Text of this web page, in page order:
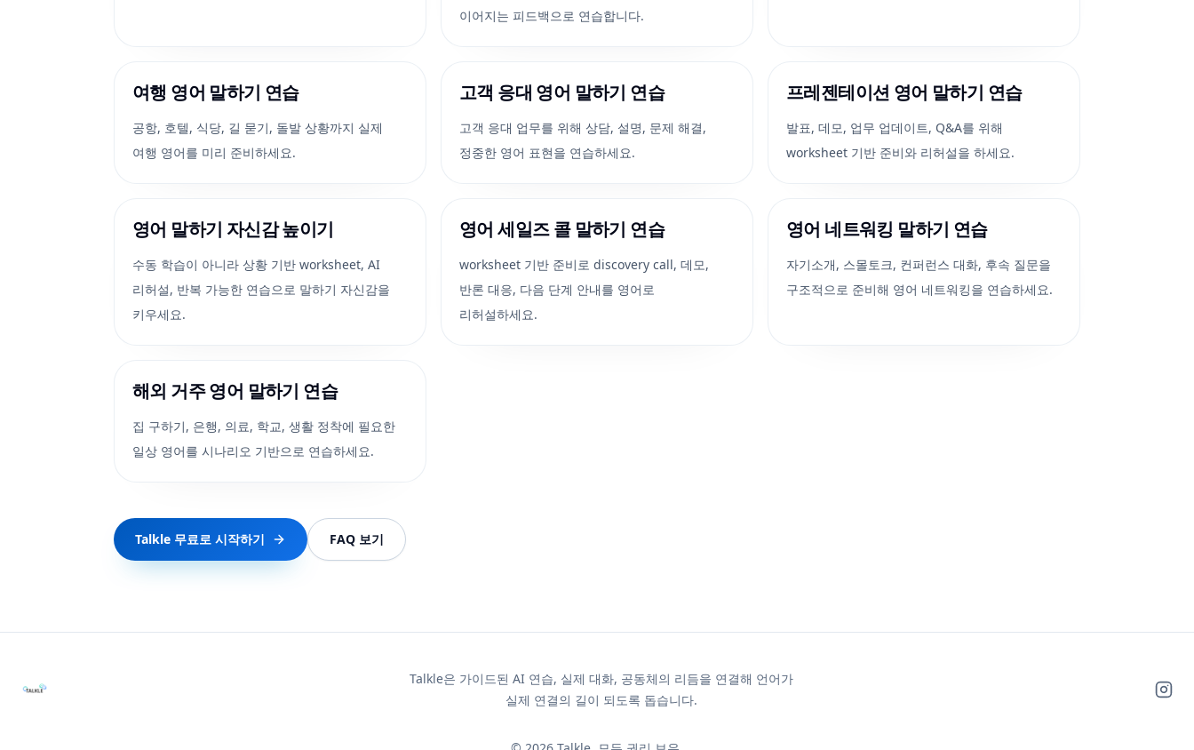
이어지는 피드백으로 연습합니다.
여행 영어 말하기 연습
공항, 호텔, 식당, 길 묻기, 돌발 상황까지 실제
여행 영어를 미리 준비하세요.
고객 응대 영어 말하기 연습
고객 응대 업무를 위해 상담, 설명, 문제 해결,
정중한 영어 표현을 연습하세요.
프레젠테이션 영어 말하기 연습
발표, 데모, 업무 업데이트, Q&A를 위해
worksheet 기반 준비와 리허설을 하세요.
영어 말하기 자신감 높이기
수동 학습이 아니라 상황 기반 worksheet, AI
리허설, 반복 가능한 연습으로 말하기 자신감을
키우세요.
영어 세일즈 콜 말하기 연습
worksheet 기반 준비로 discovery call, 데모,
반론 대응, 다음 단계 안내를 영어로
리허설하세요.
영어 네트워킹 말하기 연습
자기소개, 스몰토크, 컨퍼런스 대화, 후속 질문을
구조적으로 준비해 영어 네트워킹을 연습하세요.
해외 거주 영어 말하기 연습
집 구하기, 은행, 의료, 학교, 생활 정착에 필요한
일상 영어를 시나리오 기반으로 연습하세요.
Talkle 무료로 시작하기 FAQ 보기
Talkle은 가이드된 AI 연습, 실제 대화, 공동체의 리듬을 연결해 언어가
실제 연결의 길이 되도록 돕습니다.